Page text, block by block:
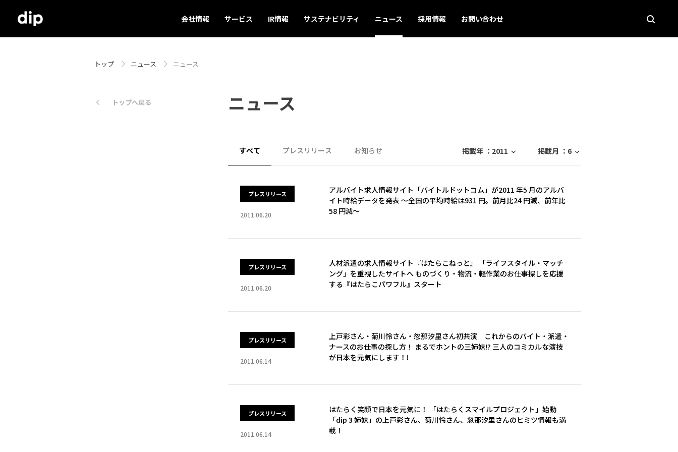
会社情報 サービス IR情報 サステナビリティ ニュース 採用情報 お問い合わせ
トップ ニュース ニュース
トップへ戻る ニュース
掲載年 ： 2011 掲載月 ： 6
すべて プレスリリース お知らせ
プレスリリース
2011.06.20
アルバイト求人情報サイト「バイトルドットコム」が2011 年5 月のアルバ
イト時給データを発表 ～全国の平均時給は931 円。前月比24 円減、前年比
58 円減～
プレスリリース
2011.06.20
人材派遣の求人情報サイト『はたらこねっと』 「ライフスタイル・マッチ
ング」を重視したサイトへ ものづくり・物流・軽作業のお仕事探しを応援
する『はたらこパワフル』スタート
プレスリリース
2011.06.14
上戸彩さん・菊川怜さん・忽那汐里さん初共演 これからのバイト・派遣・
ナースのお仕事の探し方！ まるでホントの三姉妹!? 三人のコミカルな演技
が日本を元気にします！!
プレスリリース
2011.06.14
はたらく笑顔で日本を元気に！ 「はたらくスマイルプロジェクト」始動
「dip 3 姉妹」の上戸彩さん、菊川怜さん、忽那汐里さんのヒミツ情報も満
載！